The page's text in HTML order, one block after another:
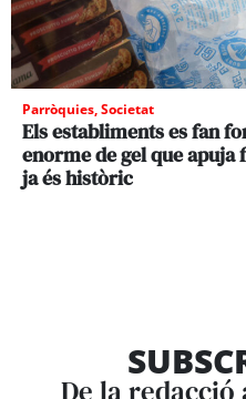
Parròquies,Societat
Els establiments es fan
enorme de gel que apuja
ja és històric